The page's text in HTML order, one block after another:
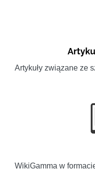
Artykuły związane ze
WikiGamma w